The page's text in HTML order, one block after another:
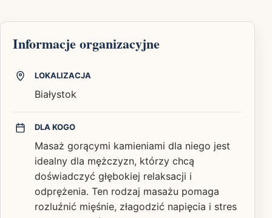
Informacje organizacyjne
LOKALIZACJA
Białystok
DLA KOGO
Masaż gorącymi kamieniami dla niego jest
idealny dla mężczyzn, którzy chcą
doświadczyć głębokiej relaksacji i
odprężenia. Ten rodzaj masażu pomaga
rozluźnić mięśnie, złagodzić napięcia i stres